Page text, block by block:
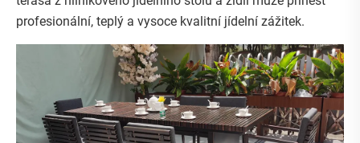
profesionální, teplý a vysoce kvalitní jídelní zážitek.